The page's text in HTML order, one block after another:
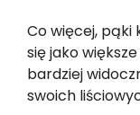
Co więcej,
się jako
bardziej
swoich